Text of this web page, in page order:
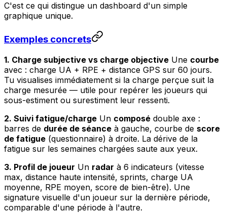
C'est ce qui distingue un dashboard d'un simple
graphique unique.
Exemples concrets
1. Charge subjective vs charge objective Une courbe
avec : charge UA + RPE + distance GPS sur 60 jours.
Tu visualises immédiatement si la charge perçue suit la
charge mesurée — utile pour repérer les joueurs qui
sous-estiment ou surestiment leur ressenti.
2. Suivi fatigue/charge Un composé double axe :
barres de durée de séance à gauche, courbe de score
de fatigue (questionnaire) à droite. La dérive de la
fatigue sur les semaines chargées saute aux yeux.
3. Profil de joueur Un radar à 6 indicateurs (vitesse
max, distance haute intensité, sprints, charge UA
moyenne, RPE moyen, score de bien-être). Une
signature visuelle d'un joueur sur la dernière période,
comparable d'une période à l'autre.